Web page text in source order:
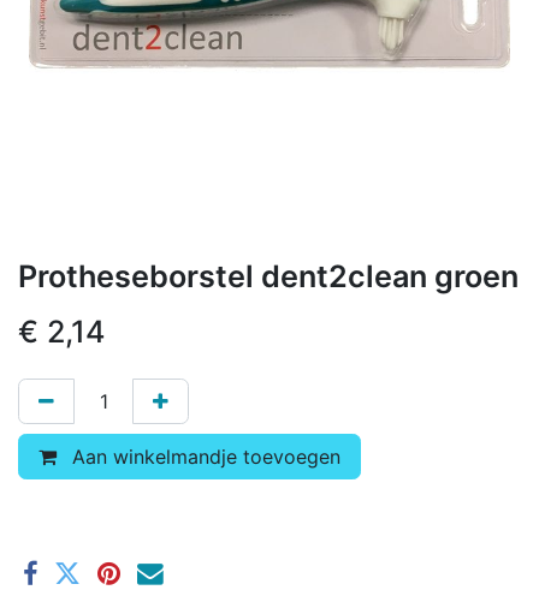
Protheseborstel dent2clean groen
€ 2,14
Aan winkelmandje toevoegen